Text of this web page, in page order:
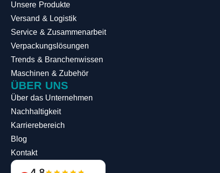
Unsere Produkte
Versand & Logistik
Service & Zusammenarbeit
Verpackungslösungen
Trends & Branchenwissen
Maschinen & Zubehör
ÜBER UNS
Über das Unternehmen
Nachhaltigkeit
Karrierebereich
Blog
Kontakt